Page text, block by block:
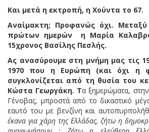
Και μετά η εκτροπή, η Χούντα το 67.
Αναίμακτη; Προφανώς όχι.
πρώτων ημερών η Μαρία
15χρονος Βασίλης Πεσλής.
Ας ανασύρουμε στη μνήμη μας τις
1970 που η Ευρώπη (και όχι η
συγκλονίζεται από τη θυσία του
Κώστα Γεωργάκη. Τα ξημερώματα,
Γένοβας, μπροστά από το δικαστικό
εαυτό του με βενζίνη και
έκανα για χάρη της Ελλάδας, ζήτω η